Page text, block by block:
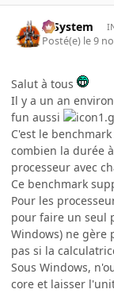
X-System
Posté(e) le 9
Salut à tous
Il y a un an
fun aussi
C'est le
combien la durée
processeur avec
Ce benchmark
Pour les
pour faire un seul
Windows) ne gère
pas si la
Sous Windows,
core et laisser